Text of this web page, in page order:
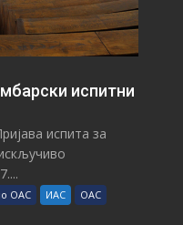
испитни
испита за
ОАС ИАС ОАС